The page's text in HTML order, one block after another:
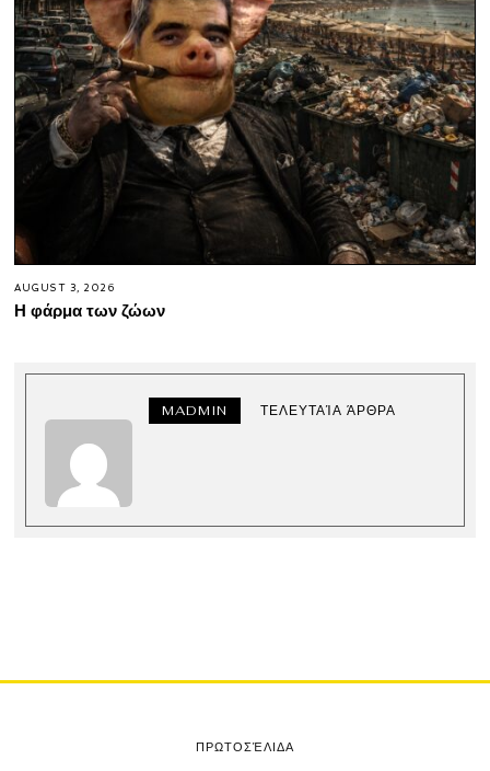
AUGUST 3, 2026
Η φάρμα των ζώων
MADMIN ΤΕΛΕΥΤΑΊΑ ΆΡΘΡΑ
ΠΡΩΤΟΣΈΛΙΔΑ